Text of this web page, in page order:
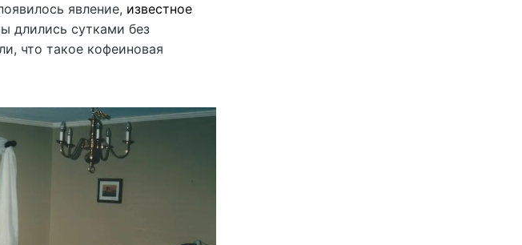
явление, известное
длились сутками без
что такое кофеиновая